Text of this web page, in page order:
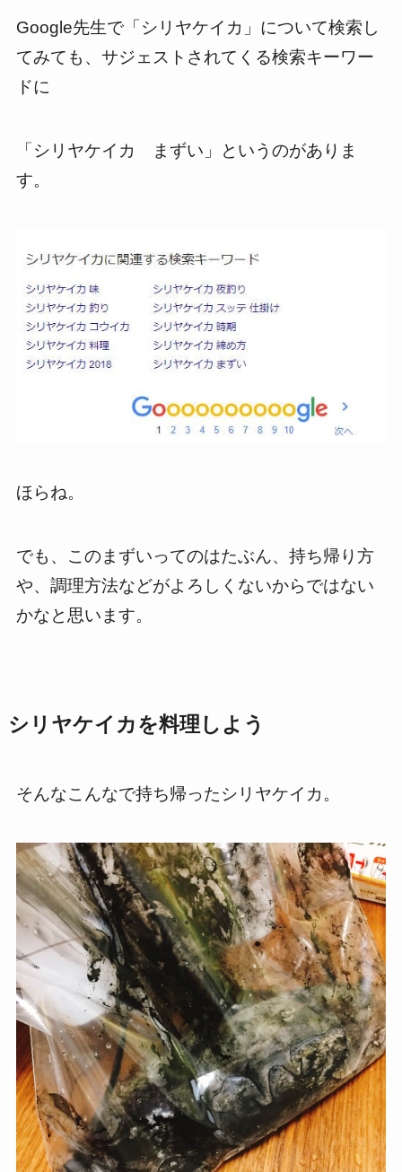
Google先生で「シリヤケイカ」について検索し
てみても、サジェストされてくる検索キーワー
ドに
「シリヤケイカ まずい」というのがありま
す。
ほらね。
でも、このまずいってのはたぶん、持ち帰り方
や、調理方法などがよろしくないからではない
かなと思います。
シリヤケイカを料理しよう
そんなこんなで持ち帰ったシリヤケイカ。